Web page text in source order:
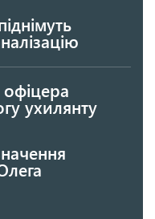
ухилянту